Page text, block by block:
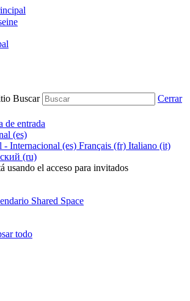
Buscar Cerrar
de entrada
‎(es)‎
- Internacional ‎(es)‎ Français ‎(fr)‎ Italiano ‎(it)‎
‎(ru)‎
usando el acceso para invitados
Shared Space
todo